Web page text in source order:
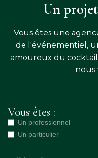
Un
Vous êtes une
de l'événementiel,
amoureux du
nous
Vous êtes :
Un professionnel
Un particulier